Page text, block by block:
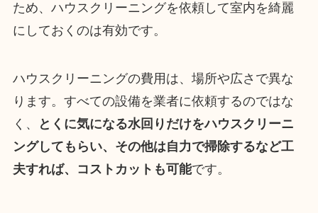
ため、ハウスクリーニングを依頼して室内を綺麗
にしておくのは有効です。
ハウスクリーニングの費用は、場所や広さで異な
ります。すべての設備を業者に依頼するのではな
く、
とくに気になる水回りだけをハウスクリーニ
ングしてもらい、その他は自力で掃除するなど工
夫すれば、コストカットも可能です。